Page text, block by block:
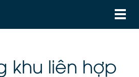
khu liên hợp